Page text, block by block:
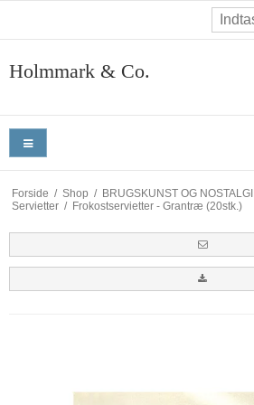
Holmmark & Co.
Forside / Shop / BRUGSKUNST OG NOSTALGI
Servietter / Frokostservietter - Grantræ (20stk.)